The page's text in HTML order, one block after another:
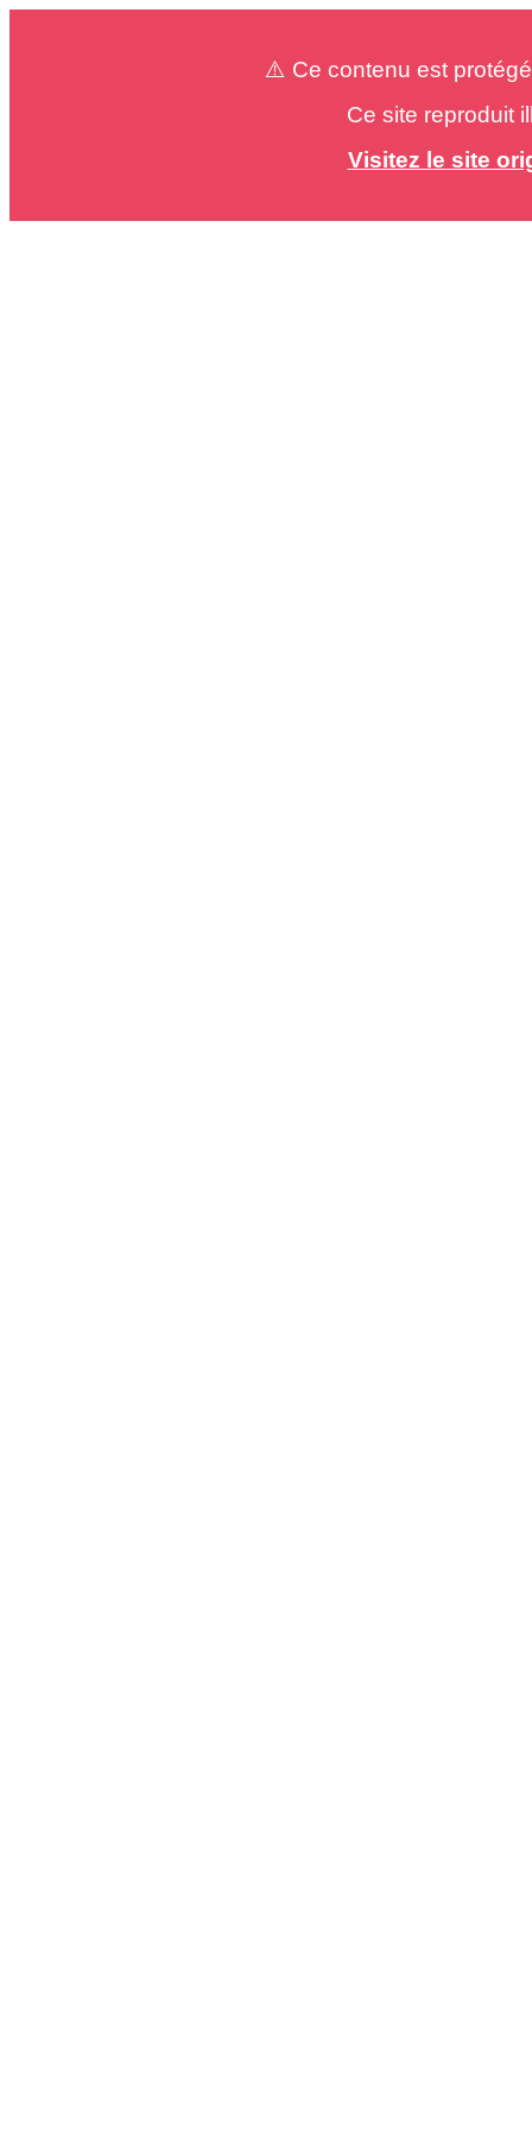
⚠️ Ce contenu est
Ce site reproduit
Visitez le site